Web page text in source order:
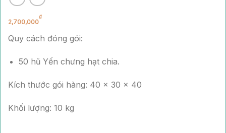
2,700,000
₫
Quy cách đóng gói:
50 hũ Yến chưng hạt chia.
Kích thước gói hàng: 40 x 30 x 40
Khối lượng: 10 kg